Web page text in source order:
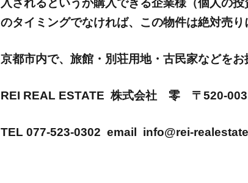
のタイミングでなければ、この物件は絶対売り
京都市内で、旅館・別荘用地・古民家などを
REI REAL ESTATE 株式会社 零 〒520-
TEL 077-523-0302 email info@rei-